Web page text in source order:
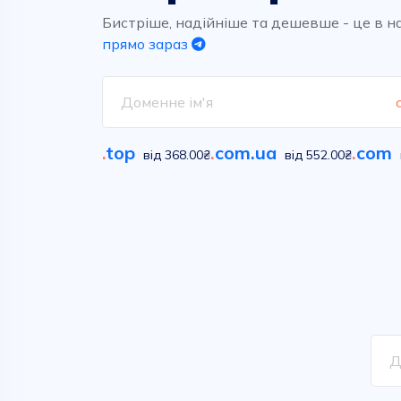
Бистріше, надійніше та дешевше - це в
прямо зараз
.top від 368.00₴.com.ua від 552.00₴.com
Обирайте вільні імена у
сотнях класичних та новітніх
домених зон